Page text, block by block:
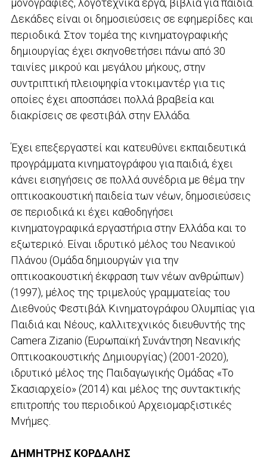
μονογραφίες, λογοτεχνικά έργα, βιβλία για παιδιά.
Δεκάδες είναι οι δημοσιεύσεις σε εφημερίδες και
περιοδικά. Στον τομέα της κινηματογραφικής
δημιουργίας έχει σκηνοθετήσει πάνω από 30
ταινίες μικρού και μεγάλου μήκους, στην
συντριπτική πλειοψηφία ντοκιμαντέρ για τις
οποίες έχει αποσπάσει πολλά βραβεία και
διακρίσεις σε φεστιβάλ στην Ελλάδα.
Έχει επεξεργαστεί και κατευθύνει εκπαιδευτικά
προγράμματα κινηματογράφου για παιδιά, έχει
κάνει εισηγήσεις σε πολλά συνέδρια με θέμα την
οπτικοακουστική παιδεία των νέων, δημοσιεύσεις
σε περιοδικά κι έχει καθοδηγήσει
κινηματογραφικά εργαστήρια στην Ελλάδα και το
εξωτερικό. Είναι ιδρυτικό μέλος του Νεανικού
Πλάνου (Ομάδα δημιουργών για την
οπτικοακουστική έκφραση των νέων ανθρώπων)
(1997), μέλος της τριμελούς γραμματείας του
Διεθνούς Φεστιβάλ Κινηματογράφου Ολυμπίας για
Παιδιά και Νέους, καλλιτεχνικός διευθυντής της
Camera Zizanio (Ευρωπαϊκή Συνάντηση Νεανικής
Οπτικοακουστικής Δημιουργίας) (2001-2020),
ιδρυτικό μέλος της Παιδαγωγικής Ομάδας «Το
Σκασιαρχείο» (2014) και μέλος της συντακτικής
επιτροπής του περιοδικού Αρχειομαρξιστικές
Μνήμες.
ΔΗΜΗΤΡΗΣ ΚΟΡΔΑΛΗΣ